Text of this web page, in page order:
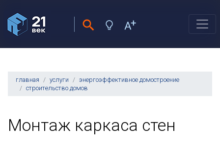
главная услуги
энергоэффективное домостроение
строительство домов
Монтаж каркаса стен